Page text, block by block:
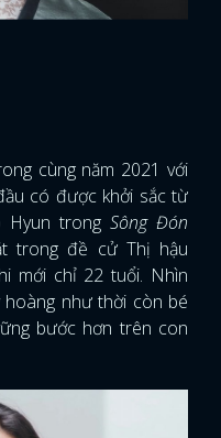
cùng năm 2021 với
có được khởi sắc từ
Hyun trong Sông Đón
trong đề cử Thị hậu
mới chỉ 22 tuổi. Nhìn
như thời còn bé
bước hơn trên con